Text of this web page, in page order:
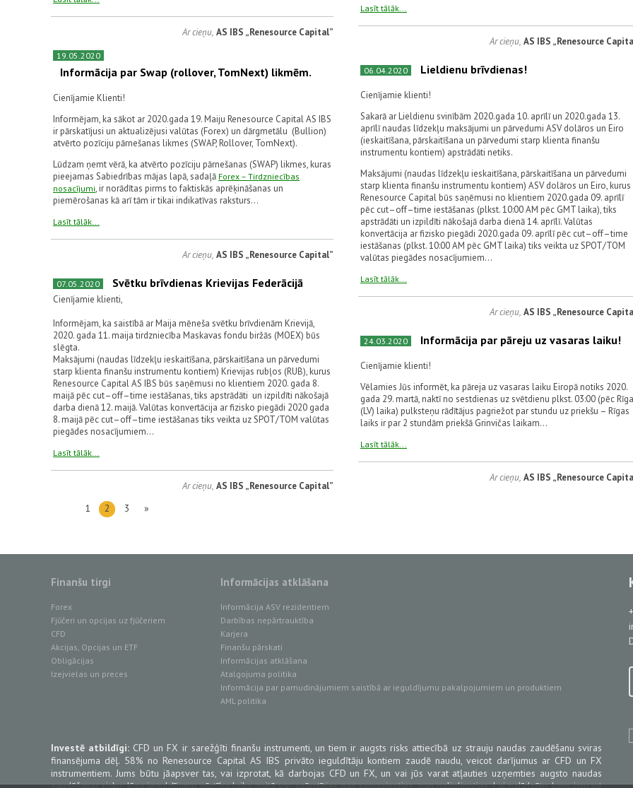
Ar cieņu, AS IBS „Renesource Capital”
19.05.2020
Informācija par Swap (rollover, TomNext) likmēm.
Cienījamie Klienti!
Informējam, ka sākot ar 2020.gada 19. Maiju Renesource Capital AS IBS
ir pārskatījusi un aktualizējusi valūtas (Forex) un dārgmetālu (Bullion)
atvērto pozīciju pārnešanas likmes (SWAP, Rollover, TomNext).
Lūdzam ņemt vērā, ka atvērto pozīciju pārnešanas (SWAP) likmes, kuras
pieejamas Sabiedrības mājas lapā, sadaļā Forex – Tirdzniecības
nosacījumi, ir norādītas pirms to faktiskās aprēķināšanas un
piemērošanas kā arī tām ir tikai indikatīvas raksturs...
Lasīt tālāk...
Ar cieņu, AS IBS „Renesource Capital”
07.05.2020 Svētku brīvdienas Krievijas Federācijā
Cienījamie klienti,
Informējam, ka saistībā ar Maija mēneša svētku brīvdienām Krievijā,
2020. gada 11. maija tirdzniecība Maskavas fondu biržās (MOEX) būs
slēgta.
Maksājumi (naudas līdzekļu ieskaitīšana, pārskaitīšana un pārvedumi
starp klienta finanšu instrumentu kontiem) Krievijas rubļos (RUB), kurus
Renesource Capital AS IBS būs saņēmusi no klientiem 2020. gada 8.
maijā pēc cut–off–time iestāšanas, tiks apstrādāti un izpildīti nākošajā
darba dienā 12. maijā. Valūtas konvertācija ar fizisko piegādi 2020 gada
8. maijā pēc cut–off–time iestāšanas tiks veikta uz SPOT/TOM valūtas
piegādes nosacījumiem...
Lasīt tālāk...
Ar cieņu, AS IBS „Renesource Capital”
Lasīt tālāk...
Ar cieņu, AS IBS „Renesource
06.04.2020 Lieldienu brīvdienas!
Cienījamie klienti!
Sakarā ar Lieldienu svinībām 2020.gada 10. aprīlī un 2020.gada 13.
aprīlī naudas līdzekļu maksājumi un pārvedumi ASV dolāros un Eiro
(ieskaitīšana, pārskaitīšana un pārvedumi starp klienta finanšu
instrumentu kontiem) apstrādāti netiks.
Maksājumi (naudas līdzekļu ieskaitīšana, pārskaitīšana un pārvedumi
starp klienta finanšu instrumentu kontiem) ASV dolāros un Eiro, kurus
Renesource Capital būs saņēmusi no klientiem 2020.gada 09. aprīlī
pēc cut–off–time iestāšanas (plkst. 10:00 AM pēc GMT laika), tiks
apstrādāti un izpildīti nākošajā darba dienā 14. aprīlī. Valūtas
konvertācija ar fizisko piegādi 2020.gada 09. aprīlī pēc cut–off–time
iestāšanas (plkst. 10:00 AM pēc GMT laika) tiks veikta uz SPOT/TOM
valūtas piegādes nosacījumiem...
Lasīt tālāk...
Ar cieņu, AS IBS „Renesource
24.03.2020 Informācija par pāreju uz vasaras laiku!
Cienījamie klienti!
Vēlamies Jūs informēt, ka pāreja uz vasaras laiku Eiropā notiks 2020.
gada 29. martā, naktī no sestdienas uz svētdienu plkst. 03:00 (pēc
(LV) laika) pulksteņu rādītājus pagriežot par stundu uz priekšu – Rīgas
laiks ir par 2 stundām priekšā Grinvičas laikam...
Lasīt tālāk...
Ar cieņu, AS IBS „Renesource
1 2 3 »
Finanšu tirgi
Forex
Fjūčeri un opcijas uz fjūčeriem
CFD
Akcijas, Opcijas un ETF
Obligācijas
Izejvielas un preces
Informācijas atklāšana
Informācija ASV rezidentiem
Darbības nepārtrauktība
Karjera
Finanšu pārskati
Informācijas atklāšana
Atalgojuma politika
Informācija par pamudinājumiem saistībā ar ieguldījumu pakalpojumiem un produktiem
AML politika
Investē atbildīgi: CFD un FX ir sarežģīti finanšu instrumenti, un tiem ir augsts risks attiecībā uz strauju naudas zaudēšanu sviras
finansējuma dēļ. 58% no Renesource Capital AS IBS privāto ieguldītāju kontiem zaudē naudu, veicot darījumus ar CFD un FX
instrumentiem. Jums būtu jāapsver tas, vai izprotat, kā darbojas CFD un FX, un vai jūs varat atļauties uzņemties augsto naudas